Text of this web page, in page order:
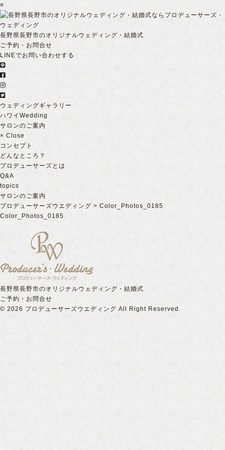
≡
長野県長野市のオリジナルウェディング・結婚式
ご予約・お問合せ
LINEでお問い合わせする
ウェディングギャラリー
ハワイWedding
サロンのご案内
× Close
コンセプト
どんなところ？
プロデューサーズとは
Q&A
topics
サロンのご案内
プロデューサーズウエディング > Color_Photos_0185
Color_Photos_0185
長野県長野市のオリジナルウェディング・結婚式
ご予約・お問合せ
© 2026 プロデューサーズウエディング All Right Reserved.